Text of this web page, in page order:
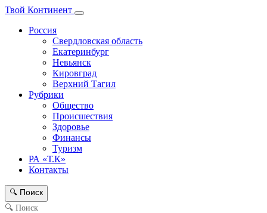
Твой Континент
Россия
Свердловская область
Екатеринбург
Невьянск
Кировград
Верхний Тагил
Рубрики
Общество
Происшествия
Здоровье
Финансы
Туризм
РА «Т.К»
Контакты
🔍 Поиск
🔍 Поиск